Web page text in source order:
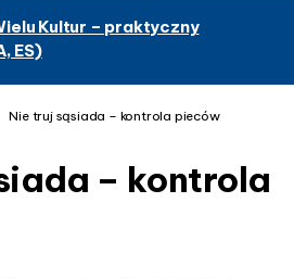
G
ES)
Nie truj sąsiada – kontrola pieców
– kontrola